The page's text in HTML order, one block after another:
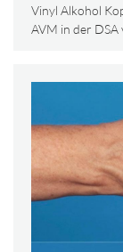
Vinyl Alkohol
AVM in der DSA